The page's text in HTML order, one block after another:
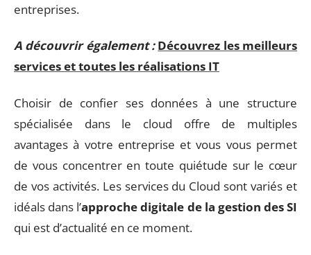
entreprises.
A découvrir également : Découvrez les meilleurs
services et toutes les réalisations IT
Choisir de confier ses données à une structure
spécialisée dans le cloud offre de multiples
avantages à votre entreprise et vous vous permet
de vous concentrer en toute quiétude sur le cœur
de vos activités. Les services du Cloud sont variés et
idéals dans l’approche digitale de la gestion des SI
qui est d’actualité en ce moment.